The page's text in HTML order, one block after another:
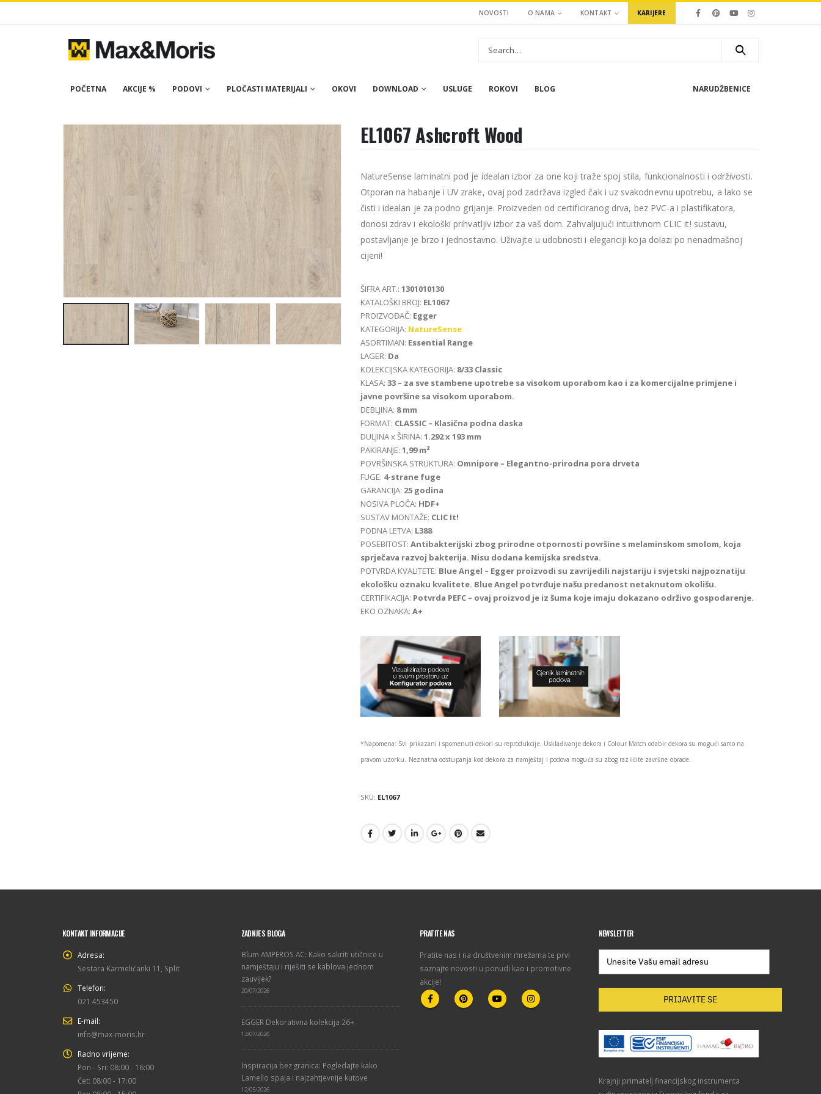
NOVOSTI O NAMA KONTAKT KARIJERE
POČETNA AKCIJE % PODOVI PLOČASTI MATERIJALI OKOVI DOWNLOAD USLUGE ROKOVI BLOG NARUDŽBENICE
EL1067 Ashcroft Wood
NatureSense laminatni pod je idealan izbor za one koji traže spoj stila, funkcionalnosti i održivosti.
Otporan na habanje i UV zrake, ovaj pod zadržava izgled čak i uz svakodnevnu upotrebu, a lako se
čisti i idealan je za podno grijanje. Proizveden od certificiranog drva, bez PVC-a i plastifikatora,
donosi zdrav i ekološki prihvatljiv izbor za vaš dom. Zahvaljujući intuitivnom CLIC it! sustavu,
postavljanje je brzo i jednostavno. Uživajte u udobnosti i eleganciji koja dolazi po nenadmašnoj
cijeni!
ŠIFRA ART.: 1301010130
KATALOŠKI BROJ: EL1067
PROIZVOĐAČ: Egger
KATEGORIJA: NatureSense
ASORTIMAN: Essential Range
LAGER: Da
KOLEKCIJSKA KATEGORIJA: 8/33 Classic
KLASA: 33 – za sve stambene upotrebe sa visokom uporabom kao i za komercijalne primjene i
javne površine sa visokom uporabom.
DEBLJINA: 8 mm
FORMAT: CLASSIC – Klasična podna daska
DULJINA x ŠIRINA: 1.292 x 193 mm
PAKIRANJE: 1,99 m²
POVRŠINSKA STRUKTURA: Omnipore – Elegantno-prirodna pora drveta
FUGE: 4-strane fuge
GARANCIJA: 25 godina
NOSIVA PLOČA: HDF+
SUSTAV MONTAŽE: CLIC It!
PODNA LETVA: L388
POSEBITOST: Antibakterijski zbog prirodne otpornosti površine s melaminskom smolom, koja
sprječava razvoj bakterija. Nisu dodana kemijska sredstva.
POTVRDA KVALITETE: Blue Angel – Egger proizvodi su zavrijedili najstariju i svjetski najpoznatiju
ekološku oznaku kvalitete. Blue Angel potvrđuje našu predanost netaknutom okolišu.
CERTIFIKACIJA: Potvrda PEFC – ovaj proizvod je iz šuma koje imaju dokazano održivo gospodarenje.
EKO OZNAKA: A+
*Napomena: Svi prikazani i spomenuti dekori su reprodukcije. Usklađivanje dekora i Colour Match odabir dekora su mogući samo na
pravom uzorku. Neznatna odstupanja kod dekora za namještaj i podova moguća su zbog različite završne obrade.
SKU: EL1067
KONTAKT INFORMACIJE
Adresa:
Sestara Karmelićanki 11, Split
Telefon:
021 453450
E-mail:
info@max-moris.hr
Radno vrijeme:
Pon - Sri: 08:00 - 16:00
Čet: 08:00 - 17:00
ZADNJE S BLOGA
Blum AMPEROS AC: Kako sakriti utičnice u
namještaju i riješiti se kablova jednom
zauvijek?
20/07/2026
EGGER Dekorativna kolekcija 26+
13/07/2026
Inspiracija bez granica: Pogledajte kako
Lamello spaja i najzahtjevnije kutove
12/05/2026
PRATITE NAS
Pratite nas i na društvenim mrežama te prvi
saznajte novosti u ponudi kao i promotivne
akcije!
NEWSLETTER
PRIJAVITE SE
Krajnji primatelj financijskog instrumenta